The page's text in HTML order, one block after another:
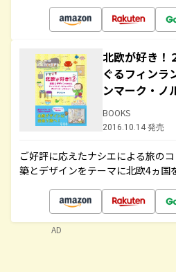
北欧が好き！
ぐるフィンラ
ンマーク・ノ
BOOKS
2016.10.14 発売
ご好評に応えたナシエによる旅の
築とデザインをテーマに北欧4ヵ国
AD